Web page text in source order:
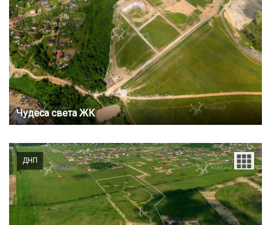
Чудеса света ЖК
ДНП